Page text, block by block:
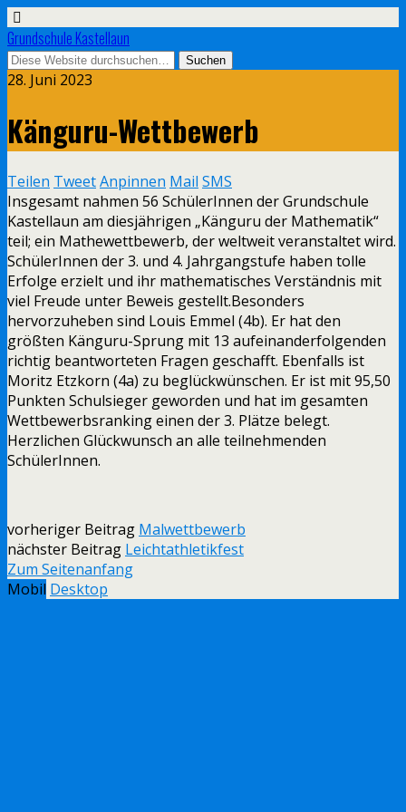
Grundschule Kastellaun
28. Juni 2023
Känguru-Wettbewerb
Teilen TweetAnpinnen Mail SMS
Insgesamt nahmen 56 SchülerInnen der Grundschule
Kastellaun am diesjährigen „Känguru der Mathematik“
teil; ein Mathewettbewerb, der weltweit veranstaltet wird.
SchülerInnen der 3. und 4. Jahrgangstufe haben tolle
Erfolge erzielt und ihr mathematisches Verständnis mit
viel Freude unter Beweis gestellt.Besonders
hervorzuheben sind Louis Emmel (4b). Er hat den
größten Känguru-Sprung mit 13 aufeinanderfolgenden
richtig beantworteten Fragen geschafft. Ebenfalls ist
Moritz Etzkorn (4a) zu beglückwünschen. Er ist mit 95,50
Punkten Schulsieger geworden und hat im gesamten
Wettbewerbsranking einen der 3. Plätze belegt.
Herzlichen Glückwunsch an alle teilnehmenden
SchülerInnen.
vorheriger Beitrag Malwettbewerb
nächster Beitrag Leichtathletikfest
Zum Seitenanfang
Mobil Desktop